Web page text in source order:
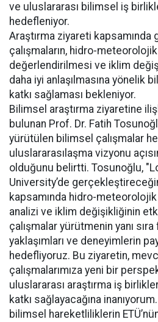
ve uluslararası bilimsel iş
hedefleniyor.
Araştırma ziyareti
çalışmaların, hidro-
değerlendirilmesi ve iklim
daha iyi anlaşılmasına yönelik
katkı sağlaması bekleniyor.
Bilimsel araştırma ziyaretine
bulunan Prof. Dr. Fatih
yürütülen bilimsel çalışmalar
uluslararasılaşma vizyonu
olduğunu belirtti. Tosunoğlu,
University’de
kapsamında hidro-
analizi ve iklim değişikliğinin
çalışmalar yürütmenin yanı sıra
yaklaşımları ve deneyimlerin
hedefliyoruz. Bu ziyaretin,
çalışmalarımıza yeni bir
uluslararası araştırma iş
katkı sağlayacağına
bilimsel hareketliliklerin